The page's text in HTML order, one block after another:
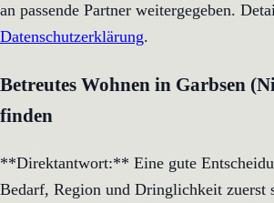
an passende Partner weitergegeben.
Datenschutzerklärung.
Betreutes Wohnen in Garbsen
finden
**Direktantwort:** Eine gute
Bedarf, Region und Dringlichkeit zuerst